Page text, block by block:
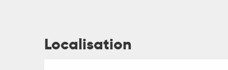
Localisation